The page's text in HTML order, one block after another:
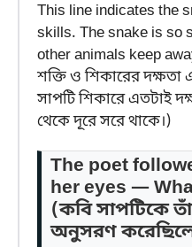
This line indicates the
skills. The snake is so
other animals keep
শক্তি ও শিকারের দক্ষতা
সাপটি শিকারে এতটাই
থেকে দূরে সরে থাকে।)
The poet
her eyes —
(কবি সাপটিকে
অনুসরণ